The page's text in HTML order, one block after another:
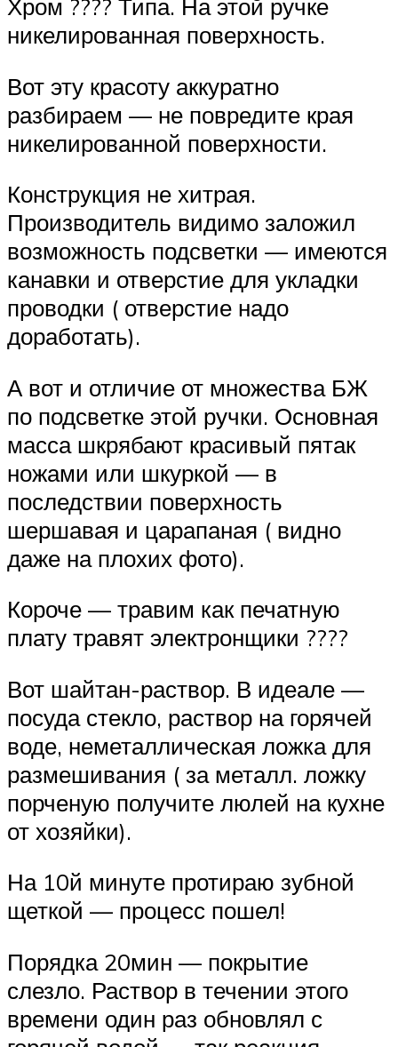
Хром ???? Типа. На этой ручке
никелированная поверхность.
Вот эту красоту аккуратно
разбираем — не повредите края
никелированной поверхности.
Конструкция не хитрая.
Производитель видимо заложил
возможность подсветки — имеются
канавки и отверстие для укладки
проводки ( отверстие надо
доработать).
А вот и отличие от множества БЖ
по подсветке этой ручки. Основная
масса шкрябают красивый пятак
ножами или шкуркой — в
последствии поверхность
шершавая и царапаная ( видно
даже на плохих фото).
Короче — травим как печатную
плату травят электронщики ????
Вот шайтан-раствор. В идеале —
посуда стекло, раствор на горячей
воде, неметаллическая ложка для
размешивания ( за металл. ложку
порченую получите люлей на кухне
от хозяйки).
На 10й минуте протираю зубной
щеткой — процесс пошел!
Порядка 20мин — покрытие
слезло. Раствор в течении этого
времени один раз обновлял с